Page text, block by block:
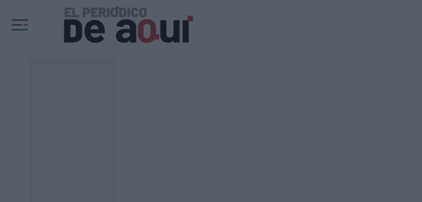
Ir al contenido principal